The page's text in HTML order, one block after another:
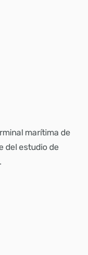
marítima de
del estudio de